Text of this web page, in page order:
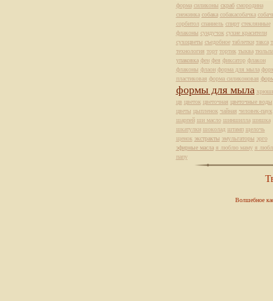
форма силиконы скраб смородина
снежинка собака собакасобачка
сорбитол спаниель спирт стеклянные
флаконы сундучок сухие красители
сухоцветы съедобное таблетки такса
технология торт тортик тыква
упаковка фен фея фиксатор флакон
флаконы флаон форма для мыла
пластиковая форма силиконовая
формы для мыла
цв цветок цветочная цветочные воды
цветы цыпленок чайная человек-паук
шарпей ши масло шиншилла шишка
шкатулки шоколад штамп щелочь
щенок экстракты эмульгаторы эрго
эфирные масла я люблю маму я
папу
Волшебное